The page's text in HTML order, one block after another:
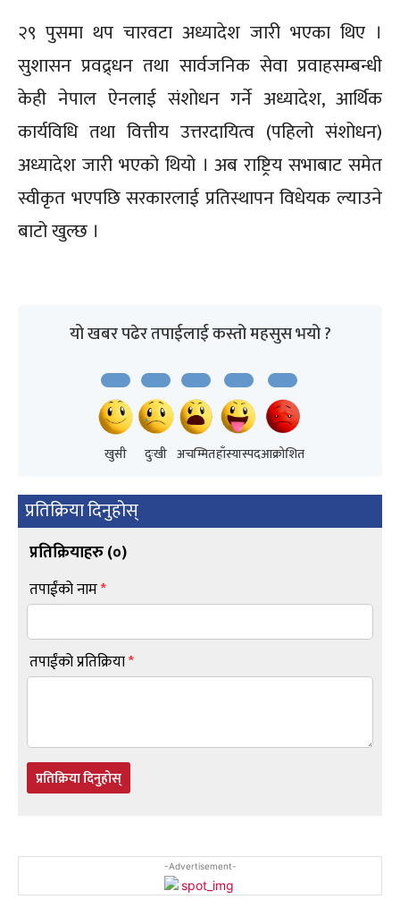
२९ पुसमा थप चारवटा अध्यादेश जारी भएका थिए ।
सुशासन प्रवद्र्धन तथा सार्वजनिक सेवा प्रवाहसम्बन्धी
केही नेपाल ऐनलाई संशोधन गर्ने अध्यादेश, आर्थिक
कार्यविधि तथा वित्तीय उत्तरदायित्व (पहिलो संशोधन)
अध्यादेश जारी भएको थियो । अब राष्ट्रिय सभाबाट समेत
स्वीकृत भएपछि सरकारलाई प्रतिस्थापन विधेयक ल्याउने
बाटो खुल्छ ।
यो खबर पढेर तपाईलाई कस्तो महसुस भयो ?
खुसी दुःखी अचम्मितहाँस्यास्पदआक्रोशित
प्रतिक्रिया दिनुहोस्
प्रतिक्रियाहरु (०)
तपाईंको नाम*
तपाईंको प्रतिक्रिया*
प्रतिक्रिया दिनुहोस्
-Advertisement-